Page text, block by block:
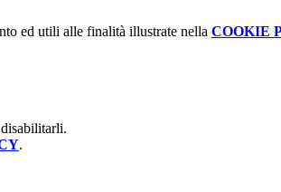
ed utili alle finalità illustrate nella COOKIE
.